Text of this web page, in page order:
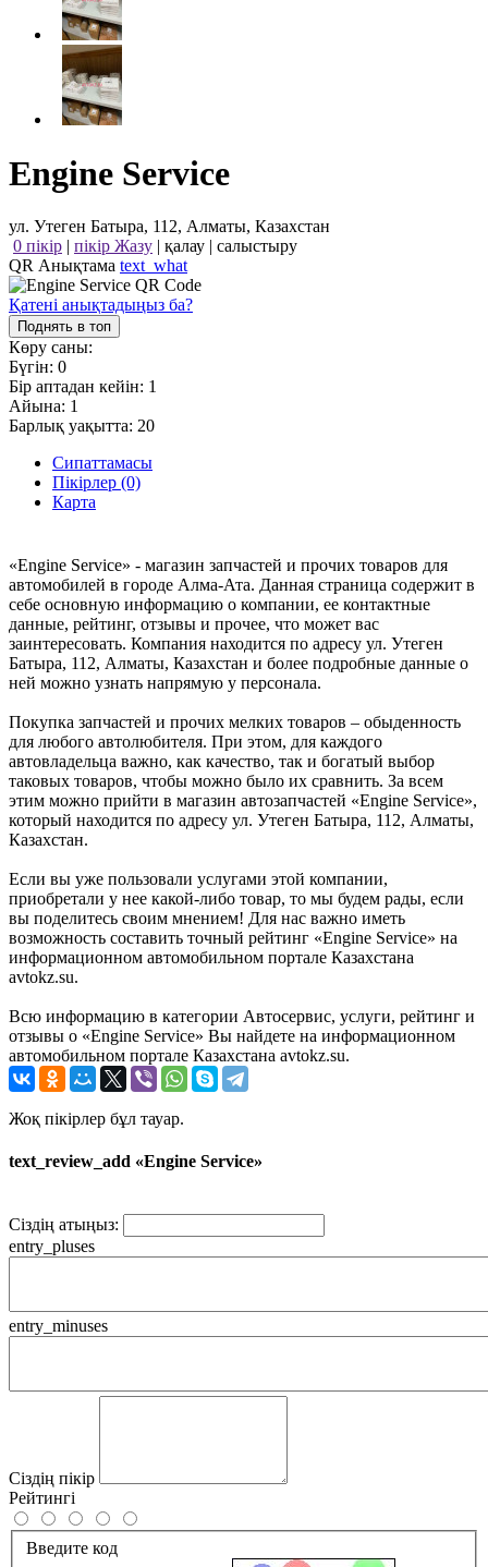
Engine Service
ул. Утеген Батыра, 112, Алматы, Казахстан
0 пікір | пікір Жазу | қалау | салыстыру
QR Анықтама text_what
Қатені анықтадыңыз ба?
Поднять в топ
Көру саны:
Бүгін: 0
Бір аптадан кейін: 1
Айына: 1
Барлық уақытта: 20
Сипаттамасы
Пікірлер (0)
Карта
«Engine Service» - магазин запчастей и прочих товаров для
автомобилей в городе Алма-Ата. Данная страница содержит в
себе основную информацию о компании, ее контактные
данные, рейтинг, отзывы и прочее, что может вас
заинтересовать. Компания находится по адресу ул. Утеген
Батыра, 112, Алматы, Казахстан и более подробные данные о
ней можно узнать напрямую у персонала.
Покупка запчастей и прочих мелких товаров – обыденность
для любого автолюбителя. При этом, для каждого
автовладельца важно, как качество, так и богатый выбор
таковых товаров, чтобы можно было их сравнить. За всем
этим можно прийти в магазин автозапчастей «Engine Service»,
который находится по адресу ул. Утеген Батыра, 112, Алматы,
Казахстан.
Если вы уже пользовали услугами этой компании,
приобретали у нее какой-либо товар, то мы будем рады, если
вы поделитесь своим мнением! Для нас важно иметь
возможность составить точный рейтинг «Engine Service» на
информационном автомобильном портале Казахстана
avtokz.su.
Всю информацию в категории Автосервис, услуги, рейтинг и
отзывы о «Engine Service» Вы найдете на информационном
автомобильном портале Казахстана avtokz.su.
Жоқ пікірлер бұл тауар.
text_review_add «Engine Service»
Сіздің атыңыз:
entry_pluses
entry_minuses
Сіздің пікір
Рейтингі
Введите код